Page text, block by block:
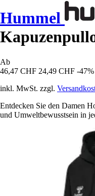
Hummel
Ab
46,47 CHF 24,49 CHF -47%
inkl. MwSt. zzgl.
Entdecken Sie den Damen
und Umweltbewusstsein in